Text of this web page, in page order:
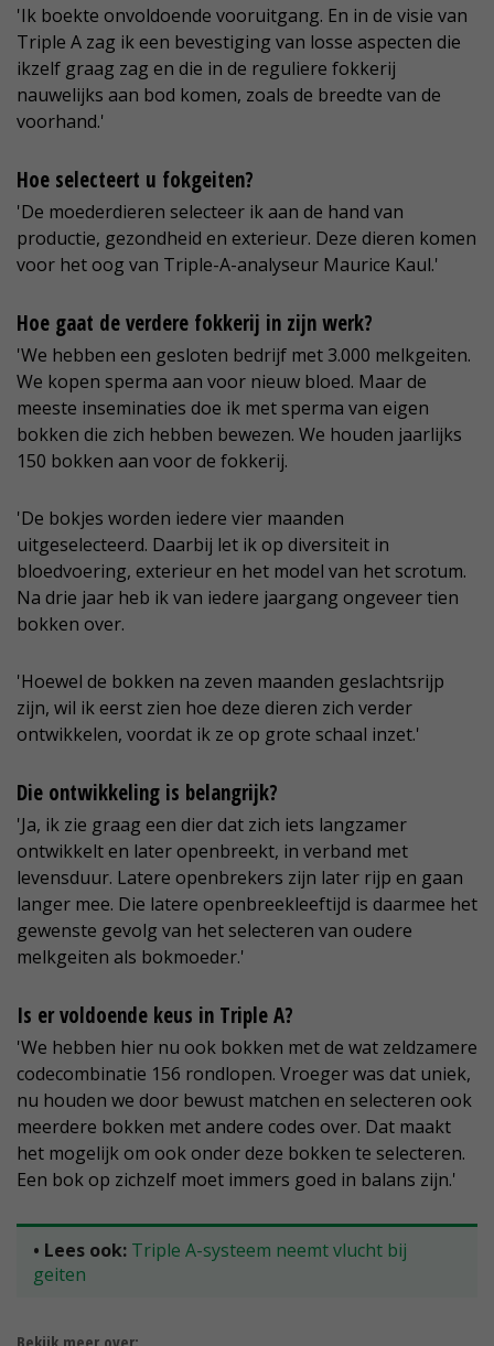
'Ik boekte onvoldoende vooruitgang. En in de visie van
Triple A zag ik een bevestiging van losse aspecten die
ikzelf graag zag en die in de reguliere fokkerij
nauwelijks aan bod komen, zoals de breedte van de
voorhand.'
Hoe selecteert u fokgeiten?
'De moederdieren selecteer ik aan de hand van
productie, gezondheid en exterieur. Deze dieren komen
voor het oog van Triple-A-analyseur Maurice Kaul.'
Hoe gaat de verdere fokkerij in zijn werk?
'We hebben een gesloten bedrijf met 3.000 melkgeiten.
We kopen sperma aan voor nieuw bloed. Maar de
meeste inseminaties doe ik met sperma van eigen
bokken die zich hebben bewezen. We houden jaarlijks
150 bokken aan voor de fokkerij.
'De bokjes worden iedere vier maanden
uitgeselecteerd. Daarbij let ik op diversiteit in
bloedvoering, exterieur en het model van het scrotum.
Na drie jaar heb ik van iedere jaargang ongeveer tien
bokken over.
'Hoewel de bokken na zeven maanden geslachtsrijp
zijn, wil ik eerst zien hoe deze dieren zich verder
ontwikkelen, voordat ik ze op grote schaal inzet.'
Die ontwikkeling is belangrijk?
'Ja, ik zie graag een dier dat zich iets langzamer
ontwikkelt en later openbreekt, in verband met
levensduur. Latere openbrekers zijn later rijp en gaan
langer mee. Die latere openbreekleeftijd is daarmee het
gewenste gevolg van het selecteren van oudere
melkgeiten als bokmoeder.'
Is er voldoende keus in Triple A?
'We hebben hier nu ook bokken met de wat zeldzamere
codecombinatie 156 rondlopen. Vroeger was dat uniek,
nu houden we door bewust matchen en selecteren ook
meerdere bokken met andere codes over. Dat maakt
het mogelijk om ook onder deze bokken te selecteren.
Een bok op zichzelf moet immers goed in balans zijn.'
• Lees ook: Triple A-systeem neemt vlucht bij
geiten